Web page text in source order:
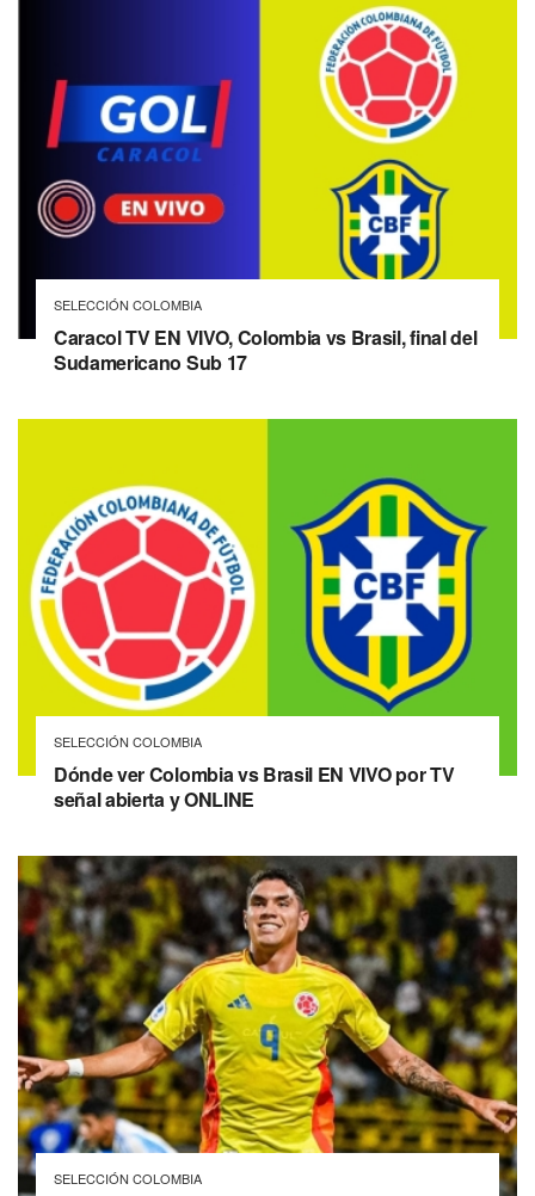
SELECCIÓN COLOMBIA
Caracol TV EN VIVO, Colombia vs Brasil, final del
Sudamericano Sub 17
SELECCIÓN COLOMBIA
Dónde ver Colombia vs Brasil EN VIVO por TV
señal abierta y ONLINE
SELECCIÓN COLOMBIA